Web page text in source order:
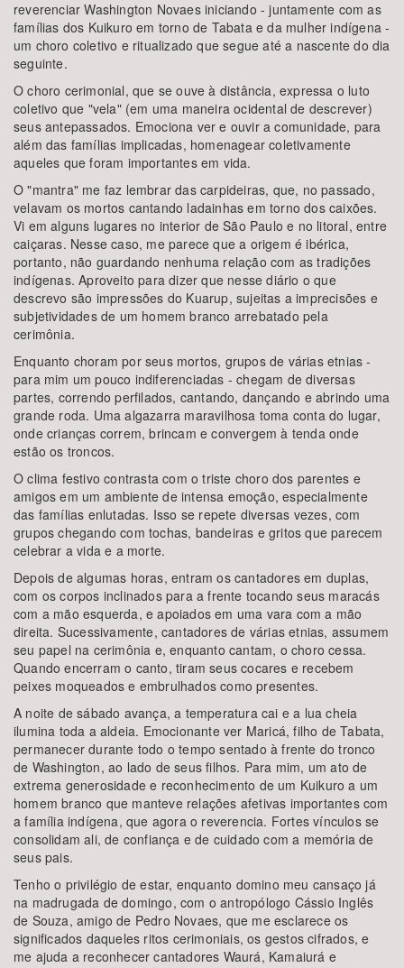
reverenciar Washington Novaes iniciando - juntamente com as
famílias dos Kuikuro em torno de Tabata e da mulher indígena -
um choro coletivo e ritualizado que segue até a nascente do dia
seguinte.
O choro cerimonial, que se ouve à distância, expressa o luto
coletivo que "vela" (em uma maneira ocidental de descrever)
seus antepassados. Emociona ver e ouvir a comunidade, para
além das famílias implicadas, homenagear coletivamente
aqueles que foram importantes em vida.
O "mantra" me faz lembrar das carpideiras, que, no passado,
velavam os mortos cantando ladainhas em torno dos caixões.
Vi em alguns lugares no interior de São Paulo e no litoral, entre
caiçaras. Nesse caso, me parece que a origem é ibérica,
portanto, não guardando nenhuma relação com as tradições
indígenas. Aproveito para dizer que nesse diário o que
descrevo são impressões do Kuarup, sujeitas a imprecisões e
subjetividades de um homem branco arrebatado pela
cerimônia.
Enquanto choram por seus mortos, grupos de várias etnias -
para mim um pouco indiferenciadas - chegam de diversas
partes, correndo perfilados, cantando, dançando e abrindo uma
grande roda. Uma algazarra maravilhosa toma conta do lugar,
onde crianças correm, brincam e convergem à tenda onde
estão os troncos.
O clima festivo contrasta com o triste choro dos parentes e
amigos em um ambiente de intensa emoção, especialmente
das famílias enlutadas. Isso se repete diversas vezes, com
grupos chegando com tochas, bandeiras e gritos que parecem
celebrar a vida e a morte.
Depois de algumas horas, entram os cantadores em duplas,
com os corpos inclinados para a frente tocando seus maracás
com a mão esquerda, e apoiados em uma vara com a mão
direita. Sucessivamente, cantadores de várias etnias, assumem
seu papel na cerimônia e, enquanto cantam, o choro cessa.
Quando encerram o canto, tiram seus cocares e recebem
peixes moqueados e embrulhados como presentes.
A noite de sábado avança, a temperatura cai e a lua cheia
ilumina toda a aldeia. Emocionante ver Maricá, filho de Tabata,
permanecer durante todo o tempo sentado à frente do tronco
de Washington, ao lado de seus filhos. Para mim, um ato de
extrema generosidade e reconhecimento de um Kuikuro a um
homem branco que manteve relações afetivas importantes com
a família indígena, que agora o reverencia. Fortes vínculos se
consolidam ali, de confiança e de cuidado com a memória de
seus pais.
Tenho o privilégio de estar, enquanto domino meu cansaço já
na madrugada de domingo, com o antropólogo Cássio Inglês
de Souza, amigo de Pedro Novaes, que me esclarece os
significados daqueles ritos cerimoniais, os gestos cifrados, e
me ajuda a reconhecer cantadores Waurá, Kamaiurá e